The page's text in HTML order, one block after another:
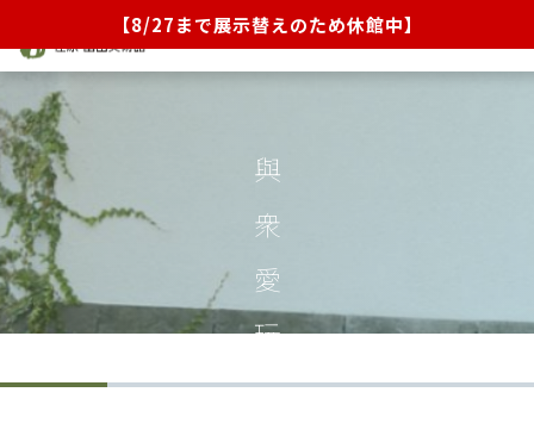
【8/27まで展示替えのため休館中】
展覧会
イベント・ラーニング
当館について
コレクション
来館のご案内 與衆愛玩